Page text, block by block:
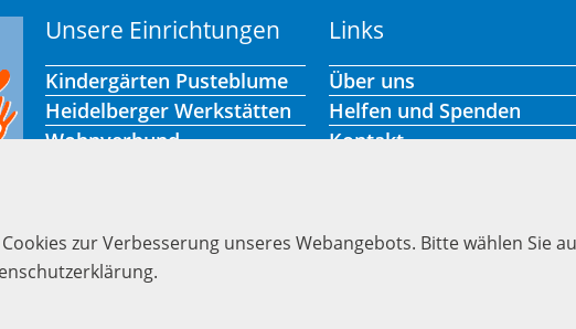
zur Verbesserung unseres Webangebots. Bitte wählen Sie
Unsere Einrichtungen
Kindergärten Pusteblume
Heidelberger Werkstätten
Wohnverbund
Links
Über uns
Helfen und Spenden
Kontakt
Aktuelles
Hinweisgeber-Portal